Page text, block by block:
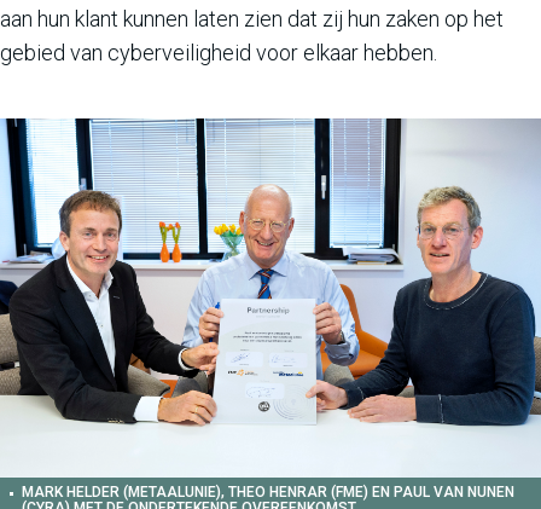
aan hun klant kunnen laten zien dat zij hun zaken op het
gebied van cyberveiligheid voor elkaar hebben.
MARK HELDER (METAALUNIE), THEO HENRAR (FME) EN PAUL VAN NUNEN